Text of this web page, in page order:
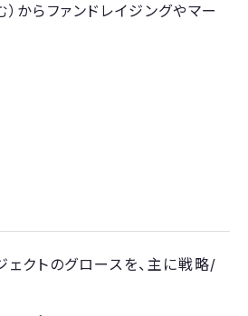
からファンドレイジングやマー
クトのグロースを、主に戦略/